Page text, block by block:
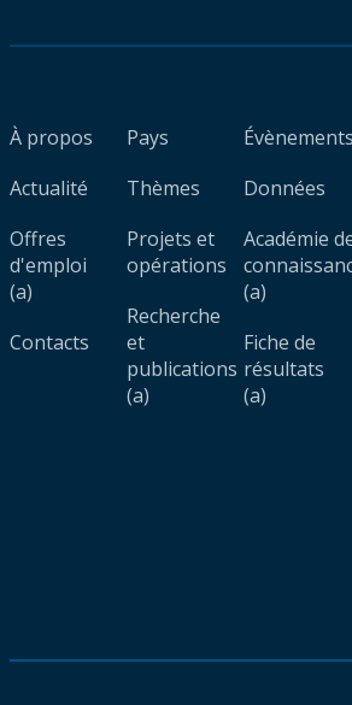
À propos
Actualité
Offres
d'emploi
(a)
Contacts
Pays
Thèmes
Projets et
opérations
Recherche
et
publications
(a)
Évènements
Données
Académie
(a)
Fiche de
résultats
(a)